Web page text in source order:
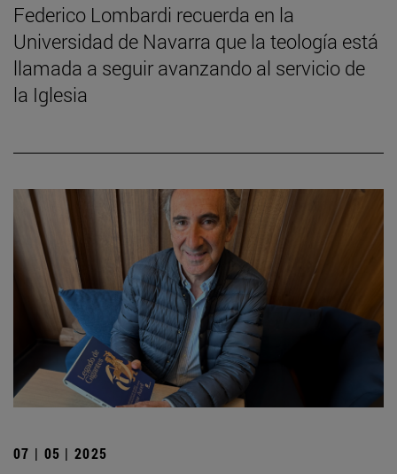
Federico Lombardi recuerda en la
Universidad de Navarra que la teología está
llamada a seguir avanzando al servicio de
la Iglesia
07 | 05 | 2025